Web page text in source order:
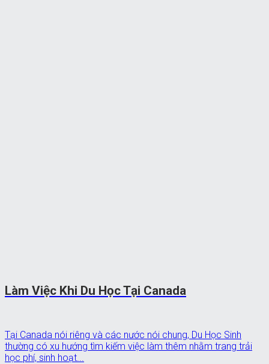
Làm Việc Khi Du Học Tại Canada
Tại Canada nói riêng và các nước nói chung, Du Học Sinh
thường có xu hướng tìm kiếm việc làm thêm nhằm trang trải
học phí, sinh hoạt...